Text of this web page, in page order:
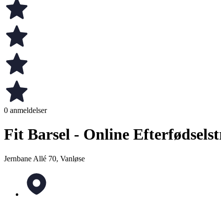
0 anmeldelser
Fit Barsel - Online
Jernbane Allé 70, Vanløse